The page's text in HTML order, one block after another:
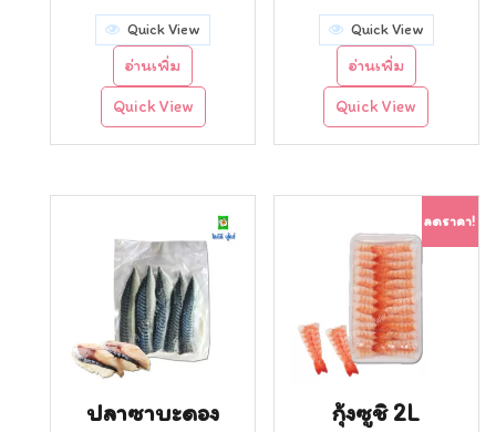
Quick View
อ่านเพิ่ม
Quick View
Quick View
อ่านเพิ่ม
Quick View
ปลาซาบะดอง
ลดราคา!
กุ้งซูชิ 2L